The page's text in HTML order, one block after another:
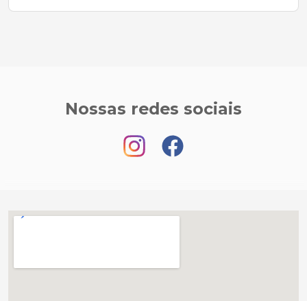
Nossas redes sociais